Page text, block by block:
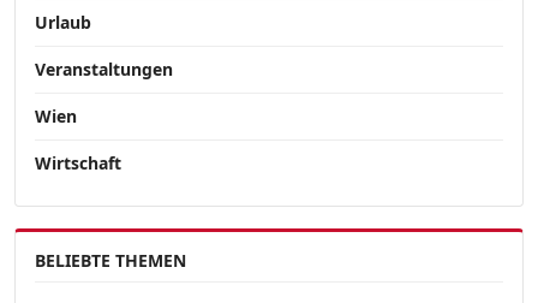
Urlaub
Veranstaltungen
Wien
Wirtschaft
BELIEBTE THEMEN